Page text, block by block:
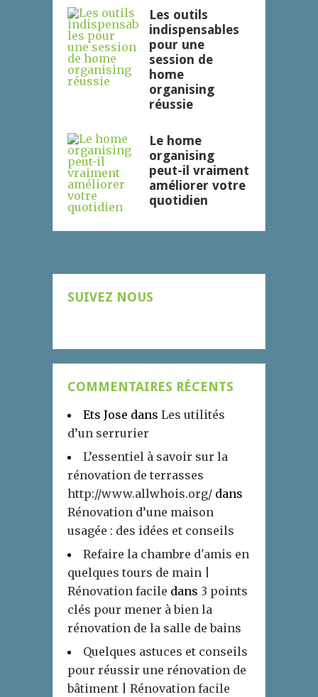
Les outils
indispensables
pour une
session de
home
organising
réussie
Le home
organising
peut-il vraiment
améliorer votre
quotidien
SUIVEZ NOUS
COMMENTAIRES RÉCENTS
Ets Jose dans Les utilités
d’un serrurier
L’essentiel à savoir sur la
rénovation de terrasses
http://www.allwhois.org/ dans
Rénovation d’une maison
usagée : des idées et conseils
Refaire la chambre d'amis en
quelques tours de main |
Rénovation facile dans 3 points
clés pour mener à bien la
rénovation de la salle de bains
Quelques astuces et conseils
pour réussir une rénovation de
bâtiment | Rénovation facile